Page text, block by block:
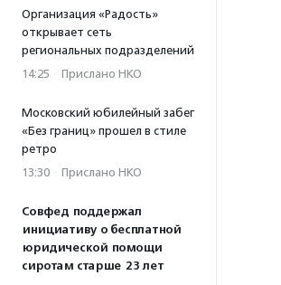
Организация «Радость»
открывает сеть
региональных подразделений
14:25 · Прислано НКО
Московский юбилейный забег
«Без границ» прошел в стиле
ретро
13:30 · Прислано НКО
Совфед поддержал
инициативу о бесплатной
юридической помощи
сиротам старше 23 лет